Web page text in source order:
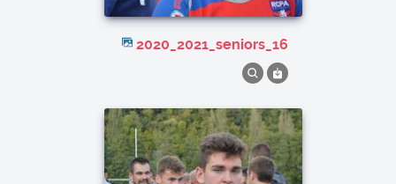
2020_2021_seniors_16